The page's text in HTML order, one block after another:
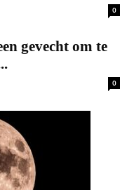
0
gevecht om te
0